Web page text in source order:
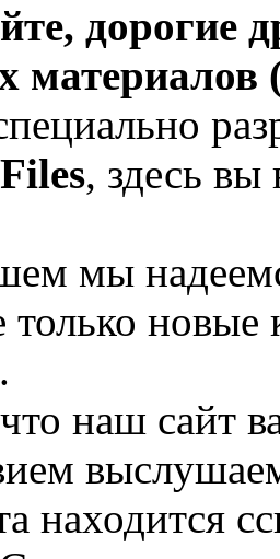
дорогие
материалов
, здесь вы
мы
только
наш сайт
находится